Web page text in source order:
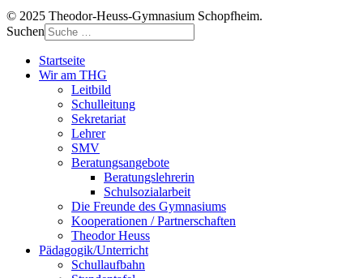
© 2025 Theodor-Heuss-Gymnasium Schopfheim.
Suchen
Startseite
Wir am THG
Leitbild
Schulleitung
Sekretariat
Lehrer
SMV
Beratungsangebote
Beratungslehrerin
Schulsozialarbeit
Die Freunde des Gymnasiums
Kooperationen / Partnerschaften
Theodor Heuss
Pädagogik/Unterricht
Schullaufbahn